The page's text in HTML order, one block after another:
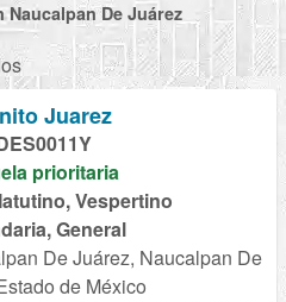
De Juárez
Juarez
prioritaria
Vespertino
General
De Juárez, Naucalpan De
de México